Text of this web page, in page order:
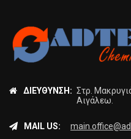
ΔΙΕΎΘΥΝΣΗ: Στρ.
Αιγάλεω.
MAIL US: